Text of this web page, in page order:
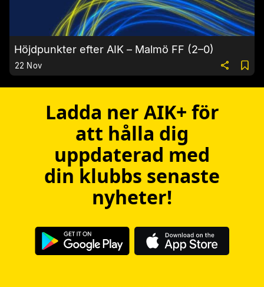
Höjdpunkter efter AIK – Malmö FF (2–0)
22 Nov
Ladda ner AIK+ för
att hålla dig
uppdaterad med
din klubbs senaste
nyheter!